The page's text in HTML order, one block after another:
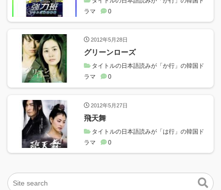
ラマ
0
2012年5月28日
グリーンローズ
タイトルの日本語読みが「か行」の韓国ド
ラマ
0
2012年5月27日
飛天舞
タイトルの日本語読みが「は行」の韓国ド
ラマ
0